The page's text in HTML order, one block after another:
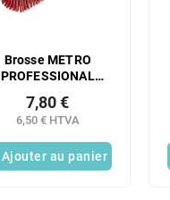
Brosse METRO
PROFESSIONAL
6,50 € HTVA
7,80 €
Ajouter au panier